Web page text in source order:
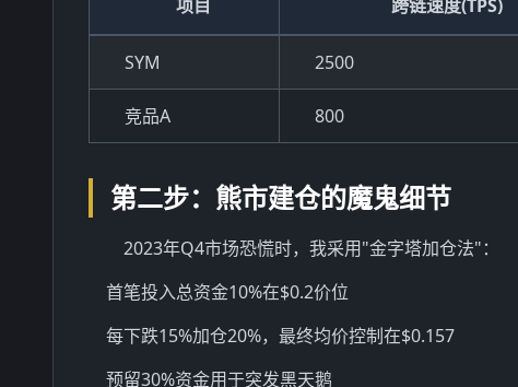
项目 跨链速度(TPS)
SYM 2500
竞品A 800
第二步：熊市建仓的魔鬼细节
2023年Q4市场恐慌时，我采用"金字塔加仓法"：
首笔投入总资金10%在$0.2价位
每下跌15%加仓20%，最终均价控制在$0.157
预留30%资金用于突发黑天鹅